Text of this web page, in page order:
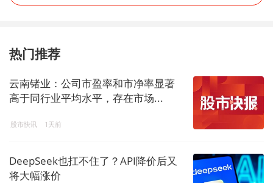
热门推荐
云南锗业：公司市盈率和市净率显著
高于同行业平均水平，存在市场...
股市快讯 1天前
DeepSeek也扛不住了？API降价后又
将大幅涨价